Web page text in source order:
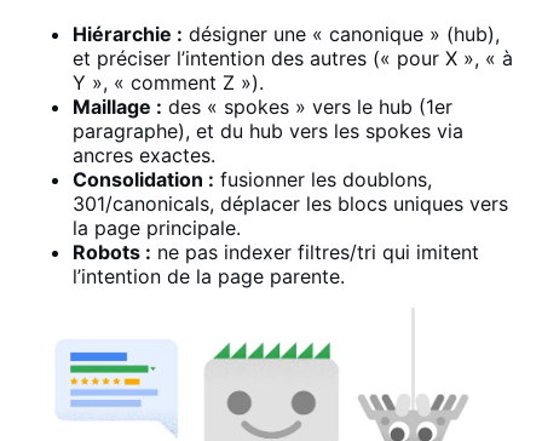
Hiérarchie : désigner une « canonique » (hub),
et préciser l’intention des autres (« pour X », « à
Y », « comment Z »).
Maillage : des « spokes » vers le hub (1er
paragraphe), et du hub vers les spokes via
ancres exactes.
Consolidation : fusionner les doublons,
301/canonicals, déplacer les blocs uniques vers
la page principale.
Robots : ne pas indexer filtres/tri qui imitent
l’intention de la page parente.